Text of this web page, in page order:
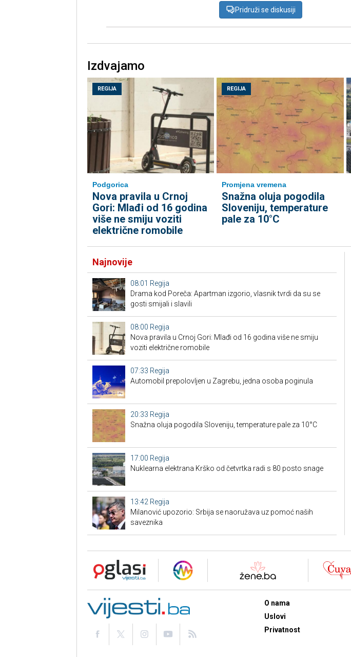
Pridruži se diskusiji
Izdvajamo
REGIJA
Podgorica
Nova pravila u Crnoj
Gori: Mlađi od 16 godina
više ne smiju voziti
električne romobile
REGIJA
Promjena vremena
Snažna oluja pogodila
Sloveniju, temperature
pale za 10°C
Najnovije
08:01 Regija
Drama kod Poreča: Apartman izgorio, vlasnik tvrdi da su se
gosti smijali i slavili
08:00 Regija
Nova pravila u Crnoj Gori: Mlađi od 16 godina više ne smiju
voziti električne romobile
07:33 Regija
Automobil prepolovljen u Zagrebu, jedna osoba poginula
20:33 Regija
Snažna oluja pogodila Sloveniju, temperature pale za 10°C
17:00 Regija
Nuklearna elektrana Krško od četvrtka radi s 80 posto snage
13:42 Regija
Milanović upozorio: Srbija se naoružava uz pomoć naših
saveznika
O nama
Uslovi
Privatnost